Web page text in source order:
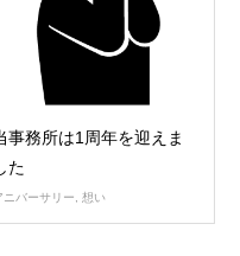
事務所は1周年を迎えま
た
ニバーサリー 想い